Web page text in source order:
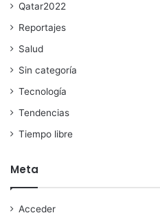
Qatar2022
Reportajes
Salud
Sin categoría
Tecnología
Tendencias
Tiempo libre
Meta
Acceder